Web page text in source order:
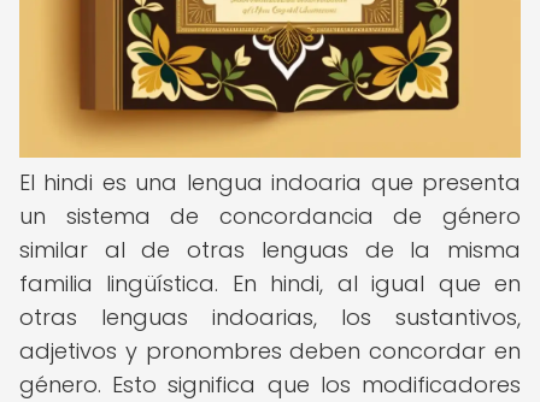
El hindi es una lengua indoaria que presenta
un sistema de concordancia de género
similar al de otras lenguas de la misma
familia lingüística. En hindi, al igual que en
otras lenguas indoarias, los sustantivos,
adjetivos y pronombres deben concordar en
género. Esto significa que los modificadores